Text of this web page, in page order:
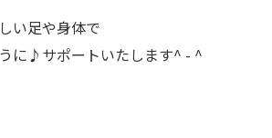
い足や身体で
に♪サポートいたします^ - ^